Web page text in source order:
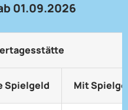
01.09.2026
Spielgeld Mit